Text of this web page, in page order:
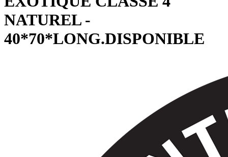
NATUREL -
40*70*LONG.DISPONIBLE